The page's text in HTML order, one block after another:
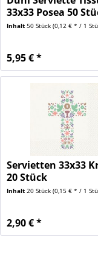
33x33 Posea 50
Inhalt50 Stück(0,12 € * / 1
5,95 € *
Servietten 33x33
20 Stück
Inhalt20 Stück(0,15 € * / 1
2,90 € *